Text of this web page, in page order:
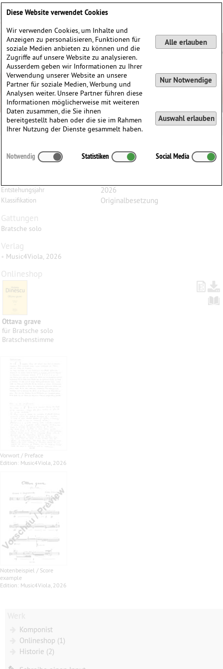
Ottava grave, für Bratsche solo
Entstehungsjahr 2026
Klassifikation Originalbesetzung
Gattungen
Bratsche solo
Verlag
• Music4Viola, 2026
Onlineshop
Ottava grave
für Bratsche solo
Bratschenstimme
Vorwort / Preface
Edition: Music4Viola, 2026
Notenbeispiel / Score
example
Edition: Music4Viola, 2026
Komponist
Onlineshop (1)
Historie (2)
Diese Website verwendet Cookies
Wir verwenden Cookies, um Inhalte und
Anzeigen zu personalisieren, Funktionen für
soziale Medien anbieten zu können und die
Zugriffe auf unsere Website zu analysieren.
Ausserdem geben wir Informationen zu Ihrer
Verwendung unserer Website an unsere
Partner für soziale Medien, Werbung und
Analysen weiter. Unsere Partner führen diese
Informationen möglicherweise mit weiteren
Daten zusammen, die Sie ihnen
bereitgestellt haben oder die sie im Rahmen
Ihrer Nutzung der Dienste gesammelt haben.
Alle erlauben
Nur Notwendige
Auswahl erlauben
Notwendig Statistiken Social Media